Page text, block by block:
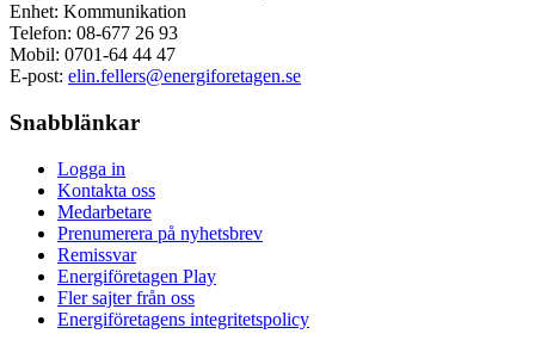
Enhet: Kommunikation
Telefon: 08-677 26 93
Mobil: 0701-64 44 47
E-post: elin.fellers@energiforetagen.se
Snabblänkar
Logga in
Kontakta oss
Medarbetare
Prenumerera på nyhetsbrev
Remissvar
Energiföretagen Play
Fler sajter från oss
Energiföretagens integritetspolicy